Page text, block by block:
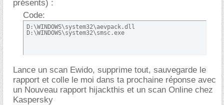
présents) :
Code:
D:\WINDOWS\system32\aevpack.dll
D:\WINDOWS\system32\smsc.exe
Lance un scan Ewido, supprime tout, sauvegarde le
rapport et colle le moi dans ta prochaine réponse avec
un Nouveau rapport hijackthis et un scan Online chez
Kaspersky